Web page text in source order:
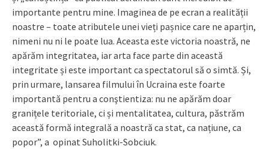
importante pentru mine. Imaginea de pe ecran a realității
noastre – toate atributele unei vieți pașnice care ne aparțin,
nimeni nu ni le poate lua. Aceasta este victoria noastră, ne
apărăm integritatea, iar arta face parte din această
integritate și este important ca spectatorul să o simtă. Și,
prin urmare, lansarea filmului în Ucraina este foarte
importantă pentru a conştientiza: nu ne apărăm doar
granițele teritoriale, ci și mentalitatea, cultura, păstrăm
această formă integrală a noastră ca stat, ca națiune, ca
popor”, a opinat Suholitki-Sobciuk.